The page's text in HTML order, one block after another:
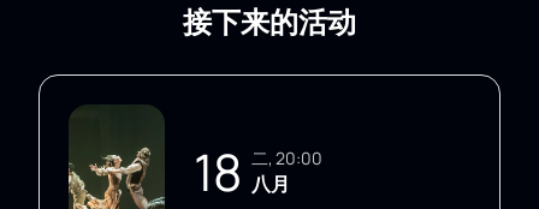
團體預約座位有特殊條件。經理將協助企業客戶或組織
安排的問題。您可以透過網站上的聯絡方式或電話聯絡
我們。
接下来的活动
18 二, 20:00
八月